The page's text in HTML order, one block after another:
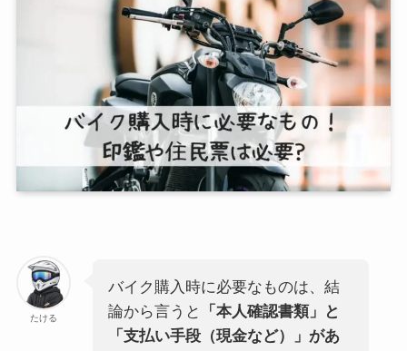
たける
バイク購入時に必要なものは、結
論から言うと
「本人確認書類」と
「支払い手段（現金など）」があ